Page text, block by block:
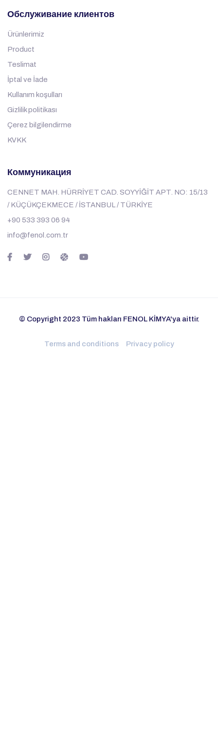
Обслуживание клиентов
Ürünlerimiz
Product
Teslimat
İptal ve İade
Kullanım koşulları
Gizlilik politikası
Çerez bilgilendirme
KVKK
Коммуникация
CENNET MAH. HÜRRİYET CAD. SOYYİĞİT APT. NO: 15/13
/ KÜÇÜKÇEKMECE / İSTANBUL / TÜRKİYE
+90 533 393 06 94
info@fenol.com.tr
© Copyright 2023 Tüm hakları FENOL KİMYA'ya aittir.
Terms and conditions Privacy policy